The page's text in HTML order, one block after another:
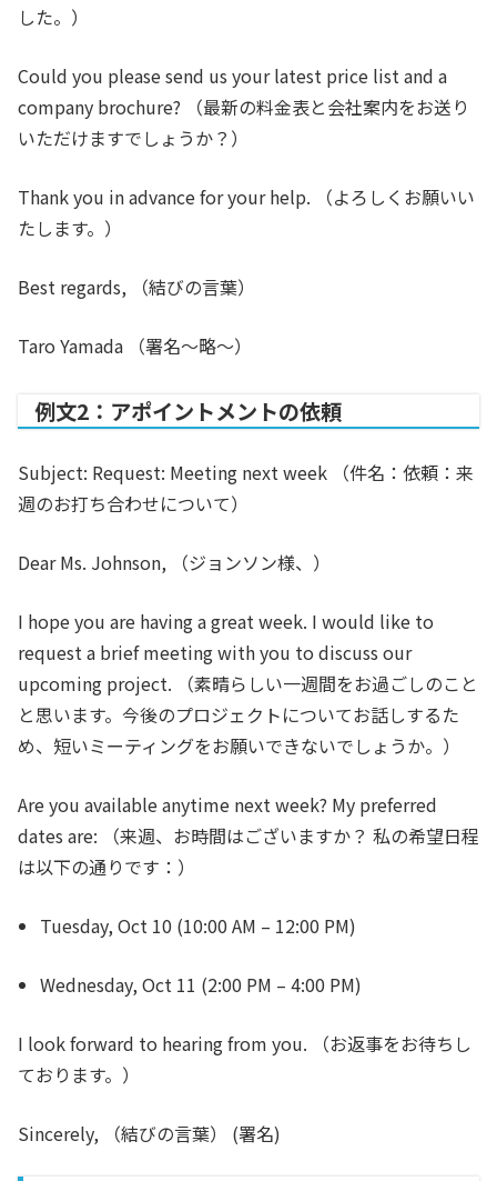
した。）
Could you please send us your latest price list and a
company brochure? （最新の料金表と会社案内をお送り
いただけますでしょうか？）
Thank you in advance for your help. （よろしくお願いい
たします。）
Best regards, （結びの言葉）
Taro Yamada （署名〜略〜）
例文2：アポイントメントの依頼
Subject: Request: Meeting next week （件名：依頼：来
週のお打ち合わせについて）
Dear Ms. Johnson, （ジョンソン様、）
I hope you are having a great week. I would like to
request a brief meeting with you to discuss our
upcoming project. （素晴らしい一週間をお過ごしのこと
と思います。今後のプロジェクトについてお話しするた
め、短いミーティングをお願いできないでしょうか。）
Are you available anytime next week? My preferred
dates are: （来週、お時間はございますか？ 私の希望日程
は以下の通りです：）
Tuesday, Oct 10 (10:00 AM – 12:00 PM)
Wednesday, Oct 11 (2:00 PM – 4:00 PM)
I look forward to hearing from you. （お返事をお待ちし
ております。）
Sincerely, （結びの言葉） (署名)